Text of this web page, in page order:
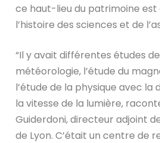
ce haut-lieu du patrimoine
l’histoire des sciences et de
“Il y avait différentes études
météorologie, l’étude du
l’étude de la physique avec la
la vitesse de la lumière,
Guiderdoni, directeur adjoint
de Lyon. C’était un centre de